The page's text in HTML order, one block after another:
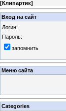
[Клипартик]
Вход на сайт
Логин:
Пароль:
запомнить
Меню сайта
Categories